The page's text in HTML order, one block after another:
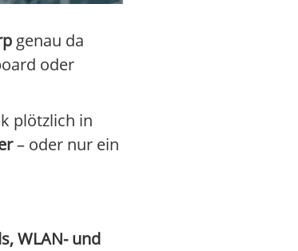
genau da
oder
plötzlich in
– oder nur ein
WLAN- und